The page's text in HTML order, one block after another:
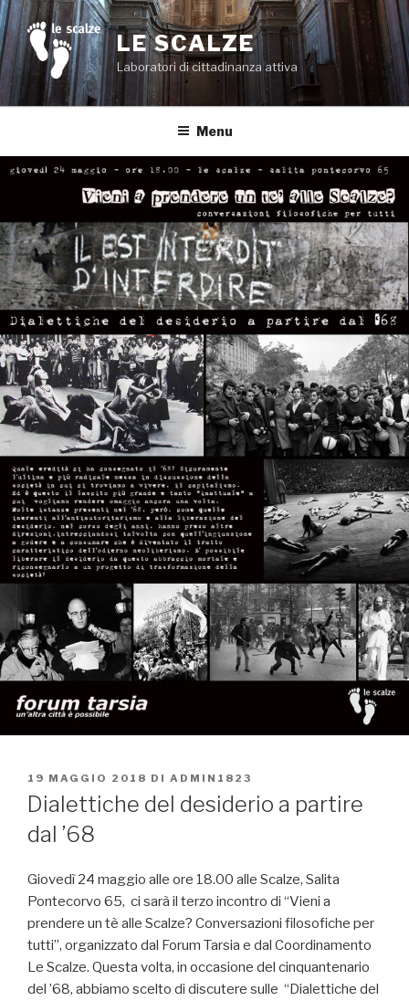
Salta
al
contenuto
LE SCALZE
Laboratori di cittadinanza attiva
Menu
PUBBLICATO
IL
19 MAGGIO 2018 DI ADMIN1823
Dialettiche del desiderio a partire
dal ’68
Giovedì 24 maggio alle ore 18.00 alle Scalze, Salita
Pontecorvo 65, ci sarà il terzo incontro di “Vieni a
prendere un tè alle Scalze? Conversazioni filosofiche per
tutti”, organizzato dal Forum Tarsia e dal Coordinamento
Le Scalze. Questa volta, in occasione del cinquantenario
del ’68, abbiamo scelto di discutere sulle “Dialettiche del